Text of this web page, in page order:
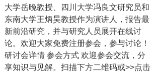
大学岳晚教授、四川大学冯良文研究员和
东南大学王炳昊教授作为演讲人，报告最
新前沿研究，并与研究人员展开在线讨
论。欢迎大家免费注册参会，参与讨论！
研讨会详情 参会方式 欢迎参会交流，分
享知识与见解。扫描下方二维码或>>点击